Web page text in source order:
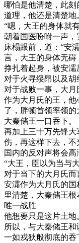
哪怕是他清楚，此
道理，他还是清楚地
“嗯，大王的身体就
朝着国医吩咐一声
床榻跟前，道：“安
言，大王的身体无
挣扎着起身，被安灀
对于火寻绥昂以及
对于战败一事，大月
作为大月氏的王，
了，胖顿首领率领
大秦储王一口吞下。
再加上三十万先锋
伤，再这样下去，不
国内的反对声将会高
“大王，臣以为当与
对于当下的大月氏
安灀作为大月氏的
里清楚，大秦储王根
唯一战胜
他想要只是这片土地
所以，与大秦储王
一如戎狄般彻底的吞